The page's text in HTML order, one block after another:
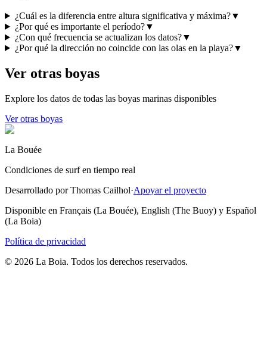
¿Cuál es la diferencia entre altura significativa y máxima?▼
¿Por qué es importante el período?▼
¿Con qué frecuencia se actualizan los datos?▼
¿Por qué la dirección no coincide con las olas en la playa?▼
Ver otras boyas
Explore los datos de todas las boyas marinas disponibles
Ver otras boyas
La Bouée
Condiciones de surf en tiempo real
Desarrollado por Thomas Cailhol·Apoyar el proyecto
Disponible en Français (La Bouée), English (The Buoy) y Español
(La Boia)
Política de privacidad
© 2026 La Boia. Todos los derechos reservados.